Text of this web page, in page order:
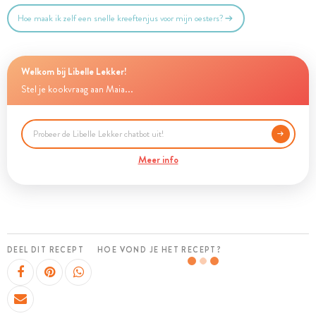
Hoe maak ik zelf een snelle kreeftenjus voor mijn oesters?
Welkom bij Libelle Lekker!
Stel je kookvraag aan Maia...
Meer info
DEEL DIT RECEPT HOE VOND JE HET RECEPT?